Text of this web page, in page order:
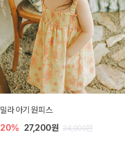
엘로디 니트 아기 뷔스티에
20% 21,600원 27,000원